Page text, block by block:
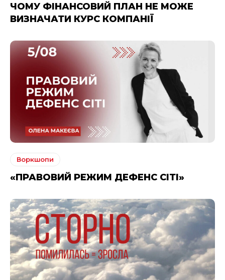
ЧОМУ ФІНАНСОВИЙ ПЛАН НЕ МОЖЕ
ВИЗНАЧАТИ КУРС КОМПАНІЇ
Воркшопи
«ПРАВОВИЙ РЕЖИМ ДЕФЕНС СІТІ»